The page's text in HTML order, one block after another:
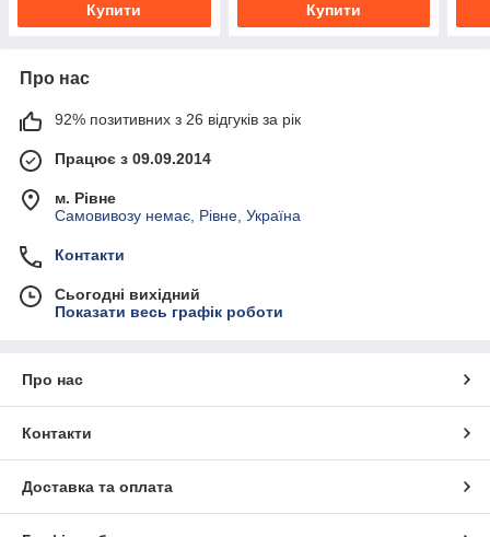
Купити Купити
Про нас
92% позитивних з 26 відгуків за рік
Працює з 09.09.2014
м. Рівне
Самовивозу немає, Рівне, Україна
Контакти
Сьогодні вихідний
Показати весь графік роботи
Про нас
Контакти
Доставка та оплата